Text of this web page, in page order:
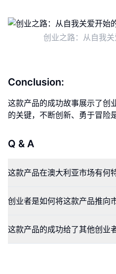
创业之路：从自我
Conclusion:
这款产品的成功故事展示了创
的关键，不断创新、勇于冒险
Q & A
这款产品在澳大利亚市场有何
创业者是如何将这款产品推向
这款产品的成功给了其他创业